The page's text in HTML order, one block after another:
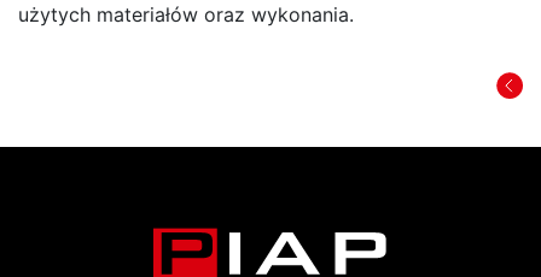
użytych materiałów oraz wykonania.